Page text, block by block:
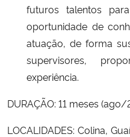
futuros talentos
oportunidade de
atuação, de forma
supervisores,
experiência.
DURAÇÃO: 11 meses
LOCALIDADES: Colina,